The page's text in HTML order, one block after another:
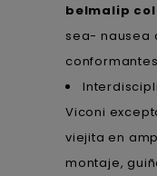
belmalip
sea- nausea
Viconi
viejita en
montaje,